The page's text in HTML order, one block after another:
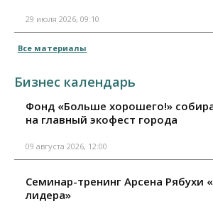
29 июля 2026, 09:10
Все материалы
Бизнес календарь
Фонд «Больше хорошего!»
на главный экофест города
09 августа 2026, 12:00
Семинар-тренинг Арсена Рябухи
лидера»